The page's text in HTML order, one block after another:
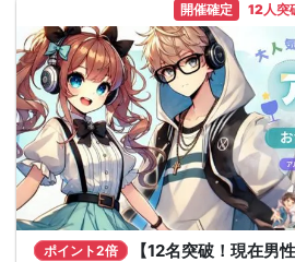
開催確定 12人突
ポイント2倍
【12名突破！現在男